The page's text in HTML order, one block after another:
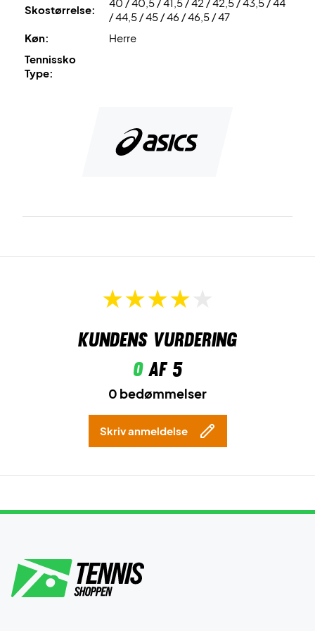
Alt i alt får du en fantastisk komfortabel og smart herre sko.
Skostørrelse:
/ 44,5 / 45 / 46 / 46,5 / 47
Køn:
Herre
Tennissko
Type:
Kundens vurdering
0af 5
0 bedømmelser
Skriv anmeldelse